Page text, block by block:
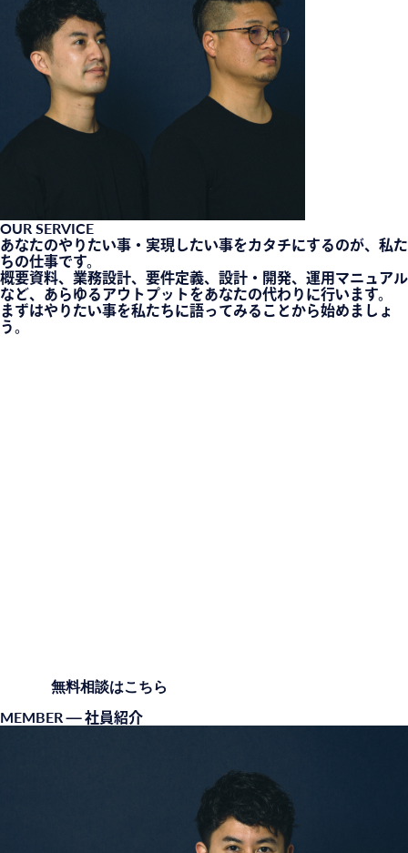
OUR SERVICE
あなたのやりたい事・実現したい事をカタチにするのが、私た
ちの仕事です。
概要資料、業務設計、要件定義、設計・開発、運用マニュアル
など、あらゆるアウトプットをあなたの代わりに行います。
まずはやりたい事を私たちに語ってみることから始めましょ
う。
無料相談はこちら
MEMBER— 社員紹介